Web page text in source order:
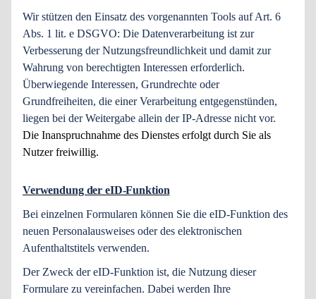
Wir stützen den Einsatz des vorgenannten Tools auf Art. 6
Abs. 1 lit. e DSGVO: Die Datenverarbeitung ist zur
Verbesserung der Nutzungsfreundlichkeit und damit zur
Wahrung von berechtigten Interessen erforderlich.
Überwiegende Interessen, Grundrechte oder
Grundfreiheiten, die einer Verarbeitung entgegenstünden,
liegen bei der Weitergabe allein der IP-Adresse nicht vor.
Die Inanspruchnahme des Dienstes erfolgt durch Sie als
Nutzer freiwillig.
Verwendung der eID-Funktion
Bei einzelnen Formularen können Sie die eID-Funktion des
neuen Personalausweises oder des elektronischen
Aufenthaltstitels verwenden.
Der Zweck der eID-Funktion ist, die Nutzung dieser
Formulare zu vereinfachen. Dabei werden Ihre